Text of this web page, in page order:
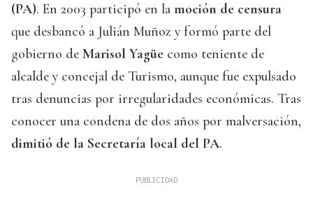
(PA). En 2003 participó en la moción de censura
que desbancó a Julián Muñoz y formó parte del
gobierno de Marisol Yagüe como teniente de
alcalde y concejal de Turismo, aunque fue expulsado
tras denuncias por irregularidades económicas. Tras
conocer una condena de dos años por malversación,
dimitió de la Secretaría local del PA.